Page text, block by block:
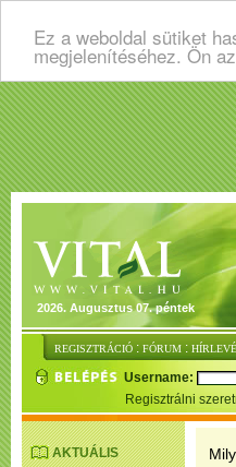
Ez a weboldal sütiket
megjelenítéséhez. Ön
2026. Augusztus 07. péntek
REGISZTRÁCIÓ : FÓRUM :
Username:
Regisztrálni
AKTUÁLIS